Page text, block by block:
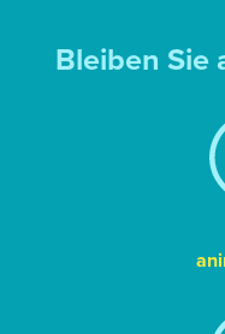
Bleiben Sie